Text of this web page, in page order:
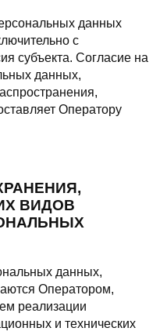
данных
с
субъекта. Согласие на
данных,
Оператору
ВИДОВ
данных,
Оператором,
реализации
и технических